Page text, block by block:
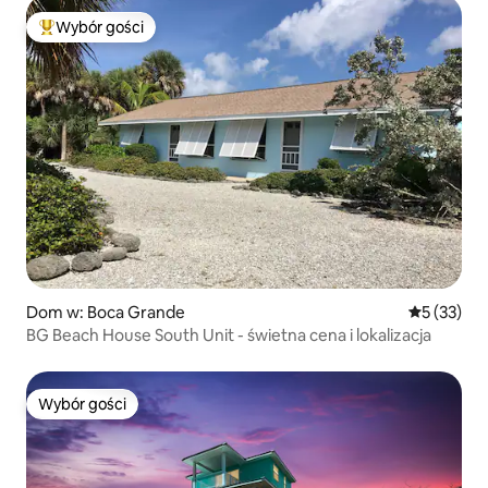
Najpopularniejsze z kategorii Wybór gości
Wybór gości
Dom w: Boca Grande Średnia
5 (33)
BG Beach House South Unit - świetna cena i lokalizacja
Wybór gości
Wybór gości